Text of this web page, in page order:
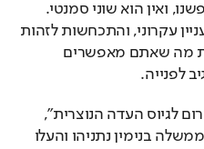
כבני לאום נפרד. עניין זה הוא בנפשנו, ואין הוא שוני סמנטי.
הגדרת השייכות הלאומית היא עניין עקרוני, והתכחשות לזהות
זו היא פגיעה בכבודנו. תנו לנו את מה שאתם מאפשרים
לפנייה.
בתחילת השבוע, במסגרת "הפורום לגיוס העדה הנוצרית",
נפגשו נציגי הארמים עם ראש הממשלה בנימין נתניהו והעלו